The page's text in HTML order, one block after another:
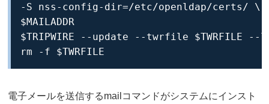
-S nss-config-dir=/etc/openldap/certs/ \
$MAILADDR
$TRIPWIRE --update --twrfile $TWRFILE --
rm -f $TWRFILE
電子メールを送信するmailコマンドがシステムにインスト